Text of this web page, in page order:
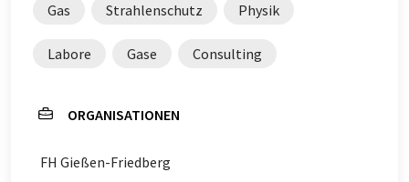
Gas Strahlenschutz Physik
Labore Gase Consulting
ORGANISATIONEN
FH Gießen-Friedberg